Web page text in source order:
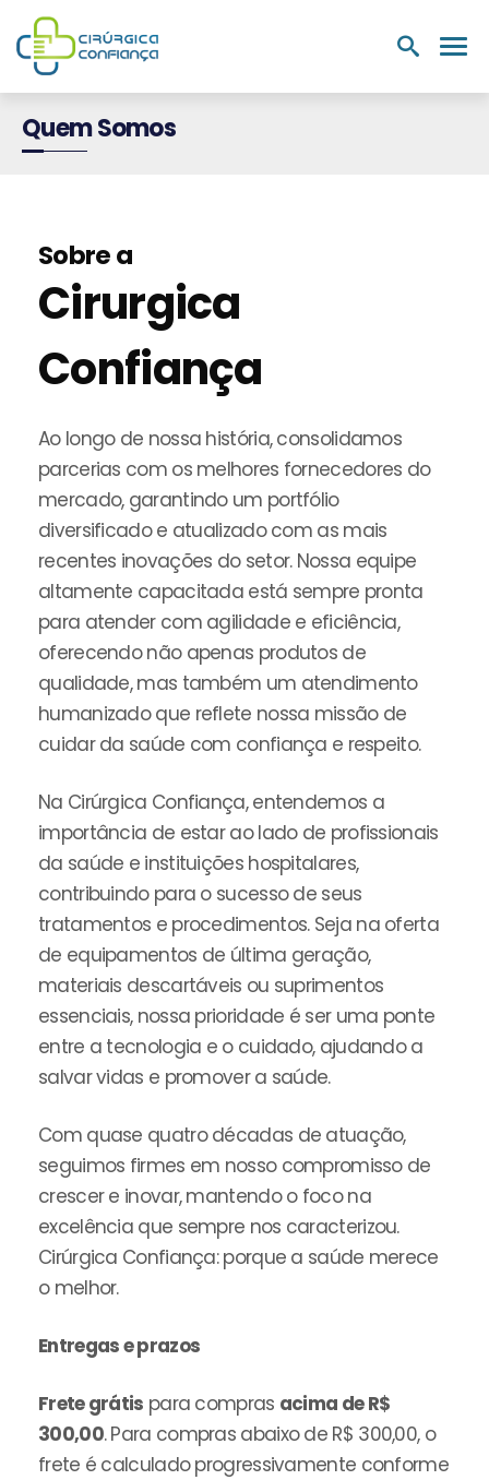
LABORATÓRIOS SUPLEMENTOS
Quem Somos
Sobre a
Cirurgica
Confiança
Ao longo de nossa história, consolidamos
parcerias com os melhores fornecedores do
mercado, garantindo um portfólio
diversificado e atualizado com as mais
recentes inovações do setor. Nossa equipe
altamente capacitada está sempre pronta
para atender com agilidade e eficiência,
oferecendo não apenas produtos de
qualidade, mas também um atendimento
humanizado que reflete nossa missão de
cuidar da saúde com confiança e respeito.
Na Cirúrgica Confiança, entendemos a
importância de estar ao lado de profissionais
da saúde e instituições hospitalares,
contribuindo para o sucesso de seus
tratamentos e procedimentos. Seja na oferta
de equipamentos de última geração,
materiais descartáveis ou suprimentos
essenciais, nossa prioridade é ser uma ponte
entre a tecnologia e o cuidado, ajudando a
salvar vidas e promover a saúde.
Com quase quatro décadas de atuação,
seguimos firmes em nosso compromisso de
crescer e inovar, mantendo o foco na
excelência que sempre nos caracterizou.
Cirúrgica Confiança: porque a saúde merece
o melhor.
Entregas e prazos
Frete grátis para compras acima de R$
300,00. Para compras abaixo de R$ 300,00, o
frete é calculado progressivamente conforme